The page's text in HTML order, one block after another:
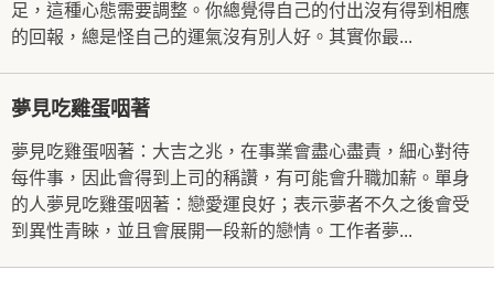
足，這種心態需要調整。你總覺得自己的付出沒有得到相應
的回報，總是怪自己的運氣沒有別人好。其實你最...
夢見吃雞蛋咽著
夢見吃雞蛋咽著：大吉之兆，在事業會盡心盡責，細心對待
每件事，因此會得到上司的稱讚，有可能會升職加薪。單身
的人夢見吃雞蛋咽著：戀愛運良好；表示夢者不久之後會受
到異性青睞，並且會展開一段新的戀情。工作者夢...